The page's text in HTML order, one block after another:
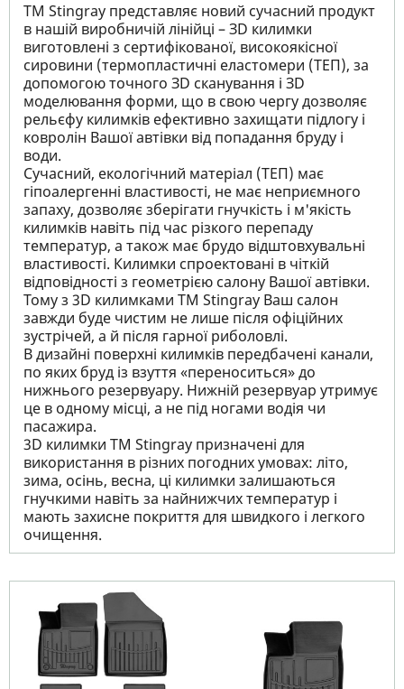
ТМ Stingray представляє новий сучасний продукт
в нашій виробничій лінійці – ЗD килимки
виготовлені з сертифікованої, високоякісної
сировини (термопластичні еластомери (ТЕП), за
допомогою точного ЗD сканування і ЗD
моделювання форми, що в свою чергу дозволяє
рельєфу килимків ефективно захищати підлогу і
ковролін Вашої автівки від попадання бруду і
води.
Сучасний, екологічний матеріал (ТЕП) має
гіпоалергенні властивості, не має неприємного
запаху, дозволяє зберігати гнучкість і м'якість
килимків навіть під час різкого перепаду
температур, а також має брудо відштовхувальні
властивості. Килимки спроектовані в чіткій
відповідності з геометрією салону Вашої автівки.
Тому з 3D килимками TM Stingray Ваш салон
завжди буде чистим не лише після офіційних
зустрічей, а й після гарної риболовлі.
В дизайні поверхні килимків передбачені канали,
по яких бруд із взуття «переноситься» до
нижнього резервуару. Нижній резервуар утримує
це в одному місці, а не під ногами водія чи
пасажира.
3D килимки TM Stingray призначені для
використання в різних погодних умовах: літо,
зима, осінь, весна, ці килимки залишаються
гнучкими навіть за найнижчих температур і
мають захисне покриття для швидкого і легкого
очищення.